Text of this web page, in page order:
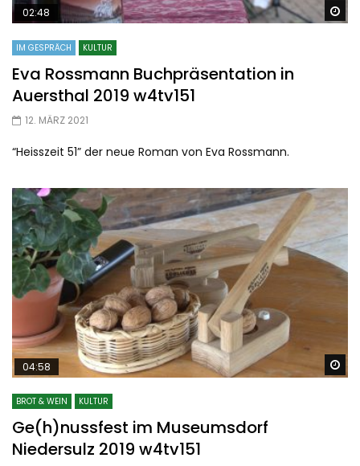
02:48
IM GESPRÄCH KULTUR
Eva Rossmann Buchpräsentation in
Auersthal 2019 w4tv151
12. MÄRZ 2021
“Heisszeit 51” der neue Roman von Eva Rossmann.
04:58
BROT & WEIN KULTUR
Ge(h)nussfest im Museumsdorf
Niedersulz 2019 w4tv151